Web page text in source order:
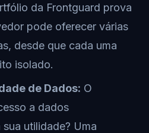
da Frontguard prova
pode oferecer várias
desde que cada uma
isolado.
de Dados: O
a dados
utilidade? Uma